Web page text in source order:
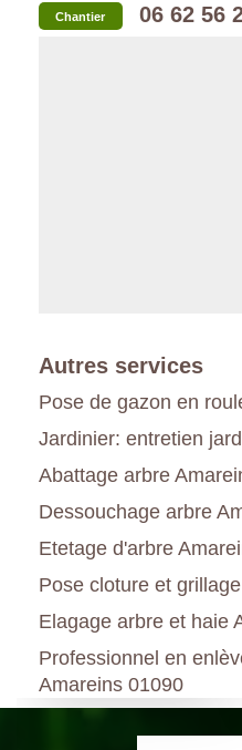
Chantier 06 62 56
Autres services
Pose de gazon en
Jardinier: entretien
Abattage arbre
Dessouchage arbre
Etetage d'arbre
Pose cloture et
Elagage arbre et haie
Professionnel en
Amareins 01090